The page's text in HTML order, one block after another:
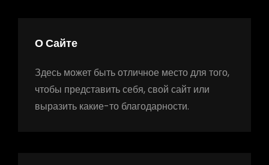
О Сайте
Здесь может быть отличное место для того,
чтобы представить себя, свой сайт или
выразить какие-то благодарности.